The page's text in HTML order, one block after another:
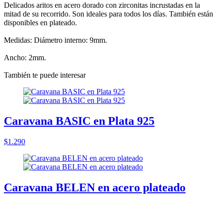
Delicados aritos en acero dorado con zirconitas incrustadas en la
mitad de su recorrido. Son ideales para todos los días. También están
disponibles en plateado.
Medidas: Diámetro interno: 9mm.
Ancho: 2mm.
También te puede interesar
Caravana BASIC en Plata 925
$1.290
Caravana BELEN en acero plateado